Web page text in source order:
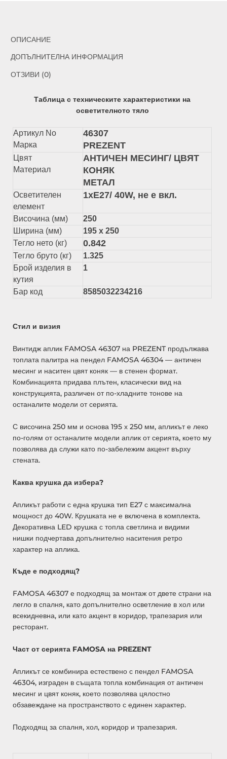
ОПИСАНИЕ
ДОПЪЛНИТЕЛНА ИНФОРМАЦИЯ
ОТЗИВИ (0)
Таблица с техническите характеристики на
осветителното тяло
Артикул No
Марка
46307
PREZENT
Цвят
Материал
АНТИЧЕН МЕСИНГ/ ЦВЯТ
КОНЯК
МЕТАЛ
Осветителен
елемент
1хЕ27/ 40W, не е вкл.
Височина (мм)
250
Ширина (мм)
195 х 250
Тегло нето (кг)
0.842
Тегло бруто (кг)
1.325
Брой изделия в
кутия
1
Бар код 8585032234216
Стил и визия
Винтидж аплик FAMOSA 46307 на PREZENT продължава
топлата палитра на пендел FAMOSA 46304 — античен
месинг и наситен цвят коняк — в стенен формат.
Комбинацията придава плътен, класически вид на
конструкцията, различен от по-хладните тонове на
останалите модели от серията.
С височина 250 мм и основа 195 х 250 мм, апликът е леко
по-голям от останалите модели аплик от серията, което му
позволява да служи като по-забележим акцент върху
стената.
Каква крушка да избера?
Апликът работи с една крушка тип E27 с максимална
мощност до 40W. Крушката не е включена в комплекта.
Декоративна LED крушка с топла светлина и видими
нишки подчертава допълнително наситения ретро
характер на аплика.
Къде е подходящ?
FAMOSA 46307 е подходящ за монтаж от двете страни на
легло в спалня, като допълнително осветление в хол или
всекидневна, или като акцент в коридор, трапезария или
ресторант.
Част от серията FAMOSA на PREZENT
Апликът се комбинира естествено с пендел FAMOSA
46304, изграден в същата топла комбинация от античен
месинг и цвят коняк, което позволява цялостно
обзавеждане на пространството с единен характер.
Подходящ за спалня, хол, коридор и трапезария.